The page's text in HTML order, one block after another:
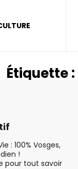
Étiquette :
: 100% Vosges,
!
pour tout savoir